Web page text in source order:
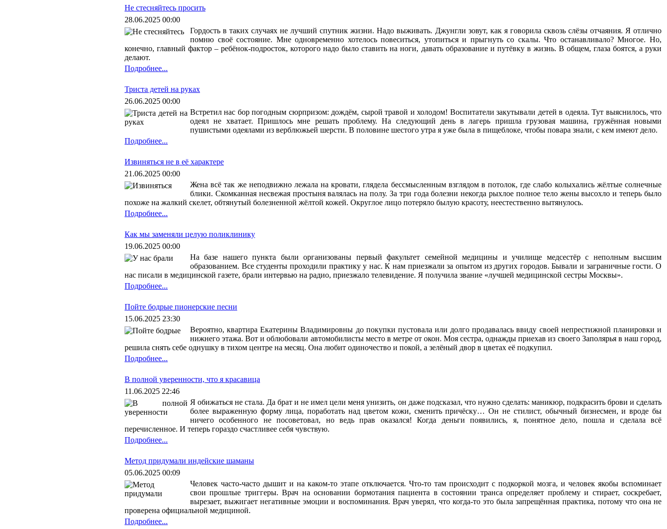
Не стесняйтесь просить
28.06.2025 00:00
Гордость в таких случаях не лучший спутник жизни. Надо выживать. Джунгли зовут, как я говорила сквозь слёзы отчаяния. Я отлично
помню своё состояние. Мне одновременно хотелось повеситься, утопиться и прыгнуть со скалы. Что останавливало? Многое. Но,
конечно, главный фактор – ребёнок-подросток, которого надо было ставить на ноги, давать образование и путёвку в жизнь. В общем, глаза боятся, а руки
делают.
Подробнее...
Триста детей на руках
26.06.2025 00:00
Встретил нас бор погодным сюрпризом: дождём, сырой травой и холодом! Воспитатели закутывали детей в одеяла. Тут выяснилось, что
одеял не хватает. Пришлось мне решать проблему. На следующий день в лагерь пришла грузовая машина, гружённая новыми
пушистыми одеялами из верблюжьей шерсти. В половине шестого утра я уже была в пищеблоке, чтобы повара знали, с кем имеют дело.
Подробнее...
Извиняться не в её характере
21.06.2025 00:00
Жена всё так же неподвижно лежала на кровати, глядела бессмысленным взглядом в потолок, где слабо колыхались жёлтые солнечные
блики. Скомканная несвежая простыня валялась на полу. За три года болезни некогда рыхлое полное тело жены высохло и теперь было
похоже на жалкий скелет, обтянутый болезненной жёлтой кожей. Округлое лицо потеряло былую красоту, неестественно вытянулось.
Подробнее...
Как мы заменяли целую поликлинику
19.06.2025 00:00
На базе нашего пункта были организованы первый факультет семейной медицины и училище медсестёр с неполным высшим
образованием. Все студенты проходили практику у нас. К нам приезжали за опытом из других городов. Бывали и заграничные гости. О
нас писали в медицинской газете, брали интервью на радио, приезжало телевидение. Я получила звание «лучшей медицинской сестры Москвы».
Подробнее...
Пойте бодрые пионерские песни
15.06.2025 23:30
Вероятно, квартира Екатерины Владимировны до покупки пустовала или долго продавалась ввиду своей непрестижной планировки и
нижнего этажа. Вот и облюбовали автомобилисты место в метре от окон. Моя сестра, однажды приехав из своего Заполярья в наш город,
решила снять себе однушку в тихом центре на месяц. Она любит одиночество и покой, а зелёный двор в цветах её подкупил.
Подробнее...
В полной уверенности, что я красавица
11.06.2025 22:46
Я обижаться не стала. Да брат и не имел цели меня унизить, он даже подсказал, что нужно сделать: маникюр, подкрасить брови и сделать
более выраженную форму лица, поработать над цветом кожи, сменить причёску… Он не стилист, обычный бизнесмен, и вроде бы
ничего особенного не посоветовал, но ведь прав оказался! Когда деньги появились, я, понятное дело, пошла и сделала всё
перечисленное. И теперь гораздо счастливее себя чувствую.
Подробнее...
Метод придумали индейские шаманы
05.06.2025 00:09
Человек часто-часто дышит и на каком-то этапе отключается. Что-то там происходит с подкоркой мозга, и человек якобы вспоминает
свои прошлые триггеры. Врач на основании бормотания пациента в состоянии транса определяет проблему и стирает, соскребает,
вырезает, выжигает негативные эмоции и воспоминания. Врач уверял, что когда-то это была запрещённая практика, потому что она не
проверена официальной медициной.
Подробнее...